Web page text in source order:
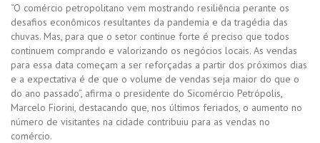
“O comércio petropolitano vem mostrando resiliência perante os
desafios econômicos resultantes da pandemia e da tragédia das
chuvas. Mas, para que o setor continue forte é preciso que todos
continuem comprando e valorizando os negócios locais. As vendas
para essa data começam a ser reforçadas a partir dos próximos dias
e a expectativa é de que o volume de vendas seja maior do que o
do ano passado”, afirma o presidente do Sicomércio Petrópolis,
Marcelo Fiorini, destacando que, nos últimos feriados, o aumento no
número de visitantes na cidade contribuiu para as vendas no
comércio.